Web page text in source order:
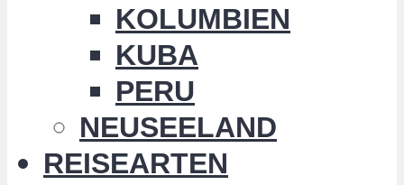
KOLUMBIEN
KUBA
PERU
NEUSEELAND
REISEARTEN